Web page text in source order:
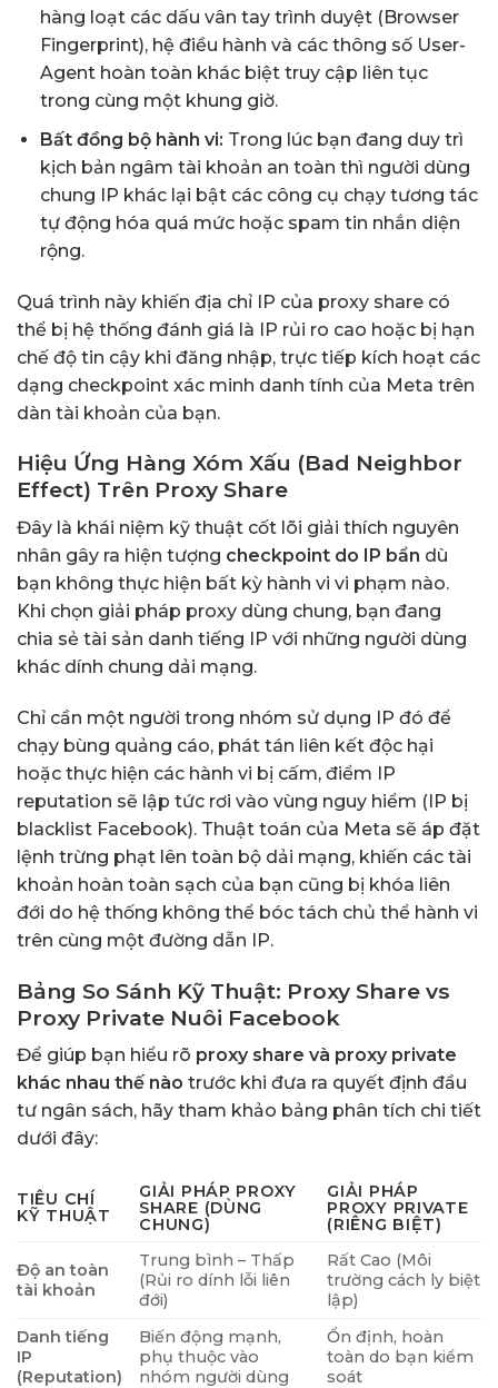
hàng loạt các dấu vân tay trình duyệt (Browser
Fingerprint), hệ điều hành và các thông số User-
Agent hoàn toàn khác biệt truy cập liên tục
trong cùng một khung giờ.
Bất đồng bộ hành vi: Trong lúc bạn đang duy trì
kịch bản ngâm tài khoản an toàn thì người dùng
chung IP khác lại bật các công cụ chạy tương tác
tự động hóa quá mức hoặc spam tin nhắn diện
rộng.
Quá trình này khiến địa chỉ IP của proxy share có
thể bị hệ thống đánh giá là IP rủi ro cao hoặc bị hạn
chế độ tin cậy khi đăng nhập, trực tiếp kích hoạt các
dạng checkpoint xác minh danh tính của Meta trên
dàn tài khoản của bạn.
Hiệu Ứng Hàng Xóm Xấu (Bad Neighbor
Effect) Trên Proxy Share
Đây là khái niệm kỹ thuật cốt lõi giải thích nguyên
nhân gây ra hiện tượng checkpoint do IP bẩn dù
bạn không thực hiện bất kỳ hành vi vi phạm nào.
Khi chọn giải pháp proxy dùng chung, bạn đang
chia sẻ tài sản danh tiếng IP với những người dùng
khác dính chung dải mạng.
Chỉ cần một người trong nhóm sử dụng IP đó để
chạy bùng quảng cáo, phát tán liên kết độc hại
hoặc thực hiện các hành vi bị cấm, điểm IP
reputation sẽ lập tức rơi vào vùng nguy hiểm (IP bị
blacklist Facebook). Thuật toán của Meta sẽ áp đặt
lệnh trừng phạt lên toàn bộ dải mạng, khiến các tài
khoản hoàn toàn sạch của bạn cũng bị khóa liên
đới do hệ thống không thể bóc tách chủ thể hành vi
trên cùng một đường dẫn IP.
Bảng So Sánh Kỹ Thuật: Proxy Share vs
Proxy Private Nuôi Facebook
Để giúp bạn hiểu rõ proxy share và proxy private
khác nhau thế nào trước khi đưa ra quyết định đầu
tư ngân sách, hãy tham khảo bảng phân tích chi tiết
dưới đây:
TIÊU CHÍ
KỸ THUẬT
GIẢI PHÁP PROXY
SHARE (DÙNG
CHUNG)
GIẢI PHÁP
PROXY PRIVATE
(RIÊNG BIỆT)
Độ an toàn
tài khoản
Trung bình – Thấp
(Rủi ro dính lỗi liên
đới)
Rất Cao (Môi
trường cách ly biệt
lập)
Danh tiếng
IP
(Reputation)
Biến động mạnh,
phụ thuộc vào
nhóm người dùng
Ổn định, hoàn
toàn do bạn kiểm
soát